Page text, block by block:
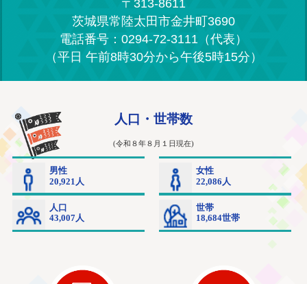
〒313-8611
茨城県常陸太田市金井町3690
電話番号：0294-72-3111（代表）
（平日 午前8時30分から午後5時15分）